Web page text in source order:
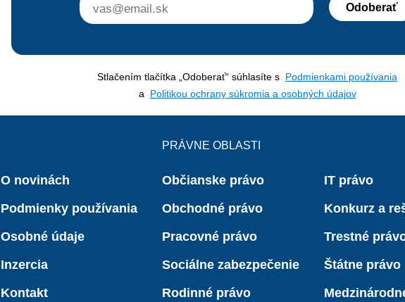
Odoberať
Stlačením tlačítka „Odoberať“ súhlasíte s Podmienkami používania
a Politikou ochrany súkromia a osobných údajov
O novinách
Podmienky používania
Osobné údaje
Inzercia
Kontakt
PRÁVNE OBLASTI
Občianske právo
Obchodné právo
Pracovné právo
Sociálne zabezpečenie
Rodinné právo
IT právo
Konkurz a
Trestné
Štátne právo